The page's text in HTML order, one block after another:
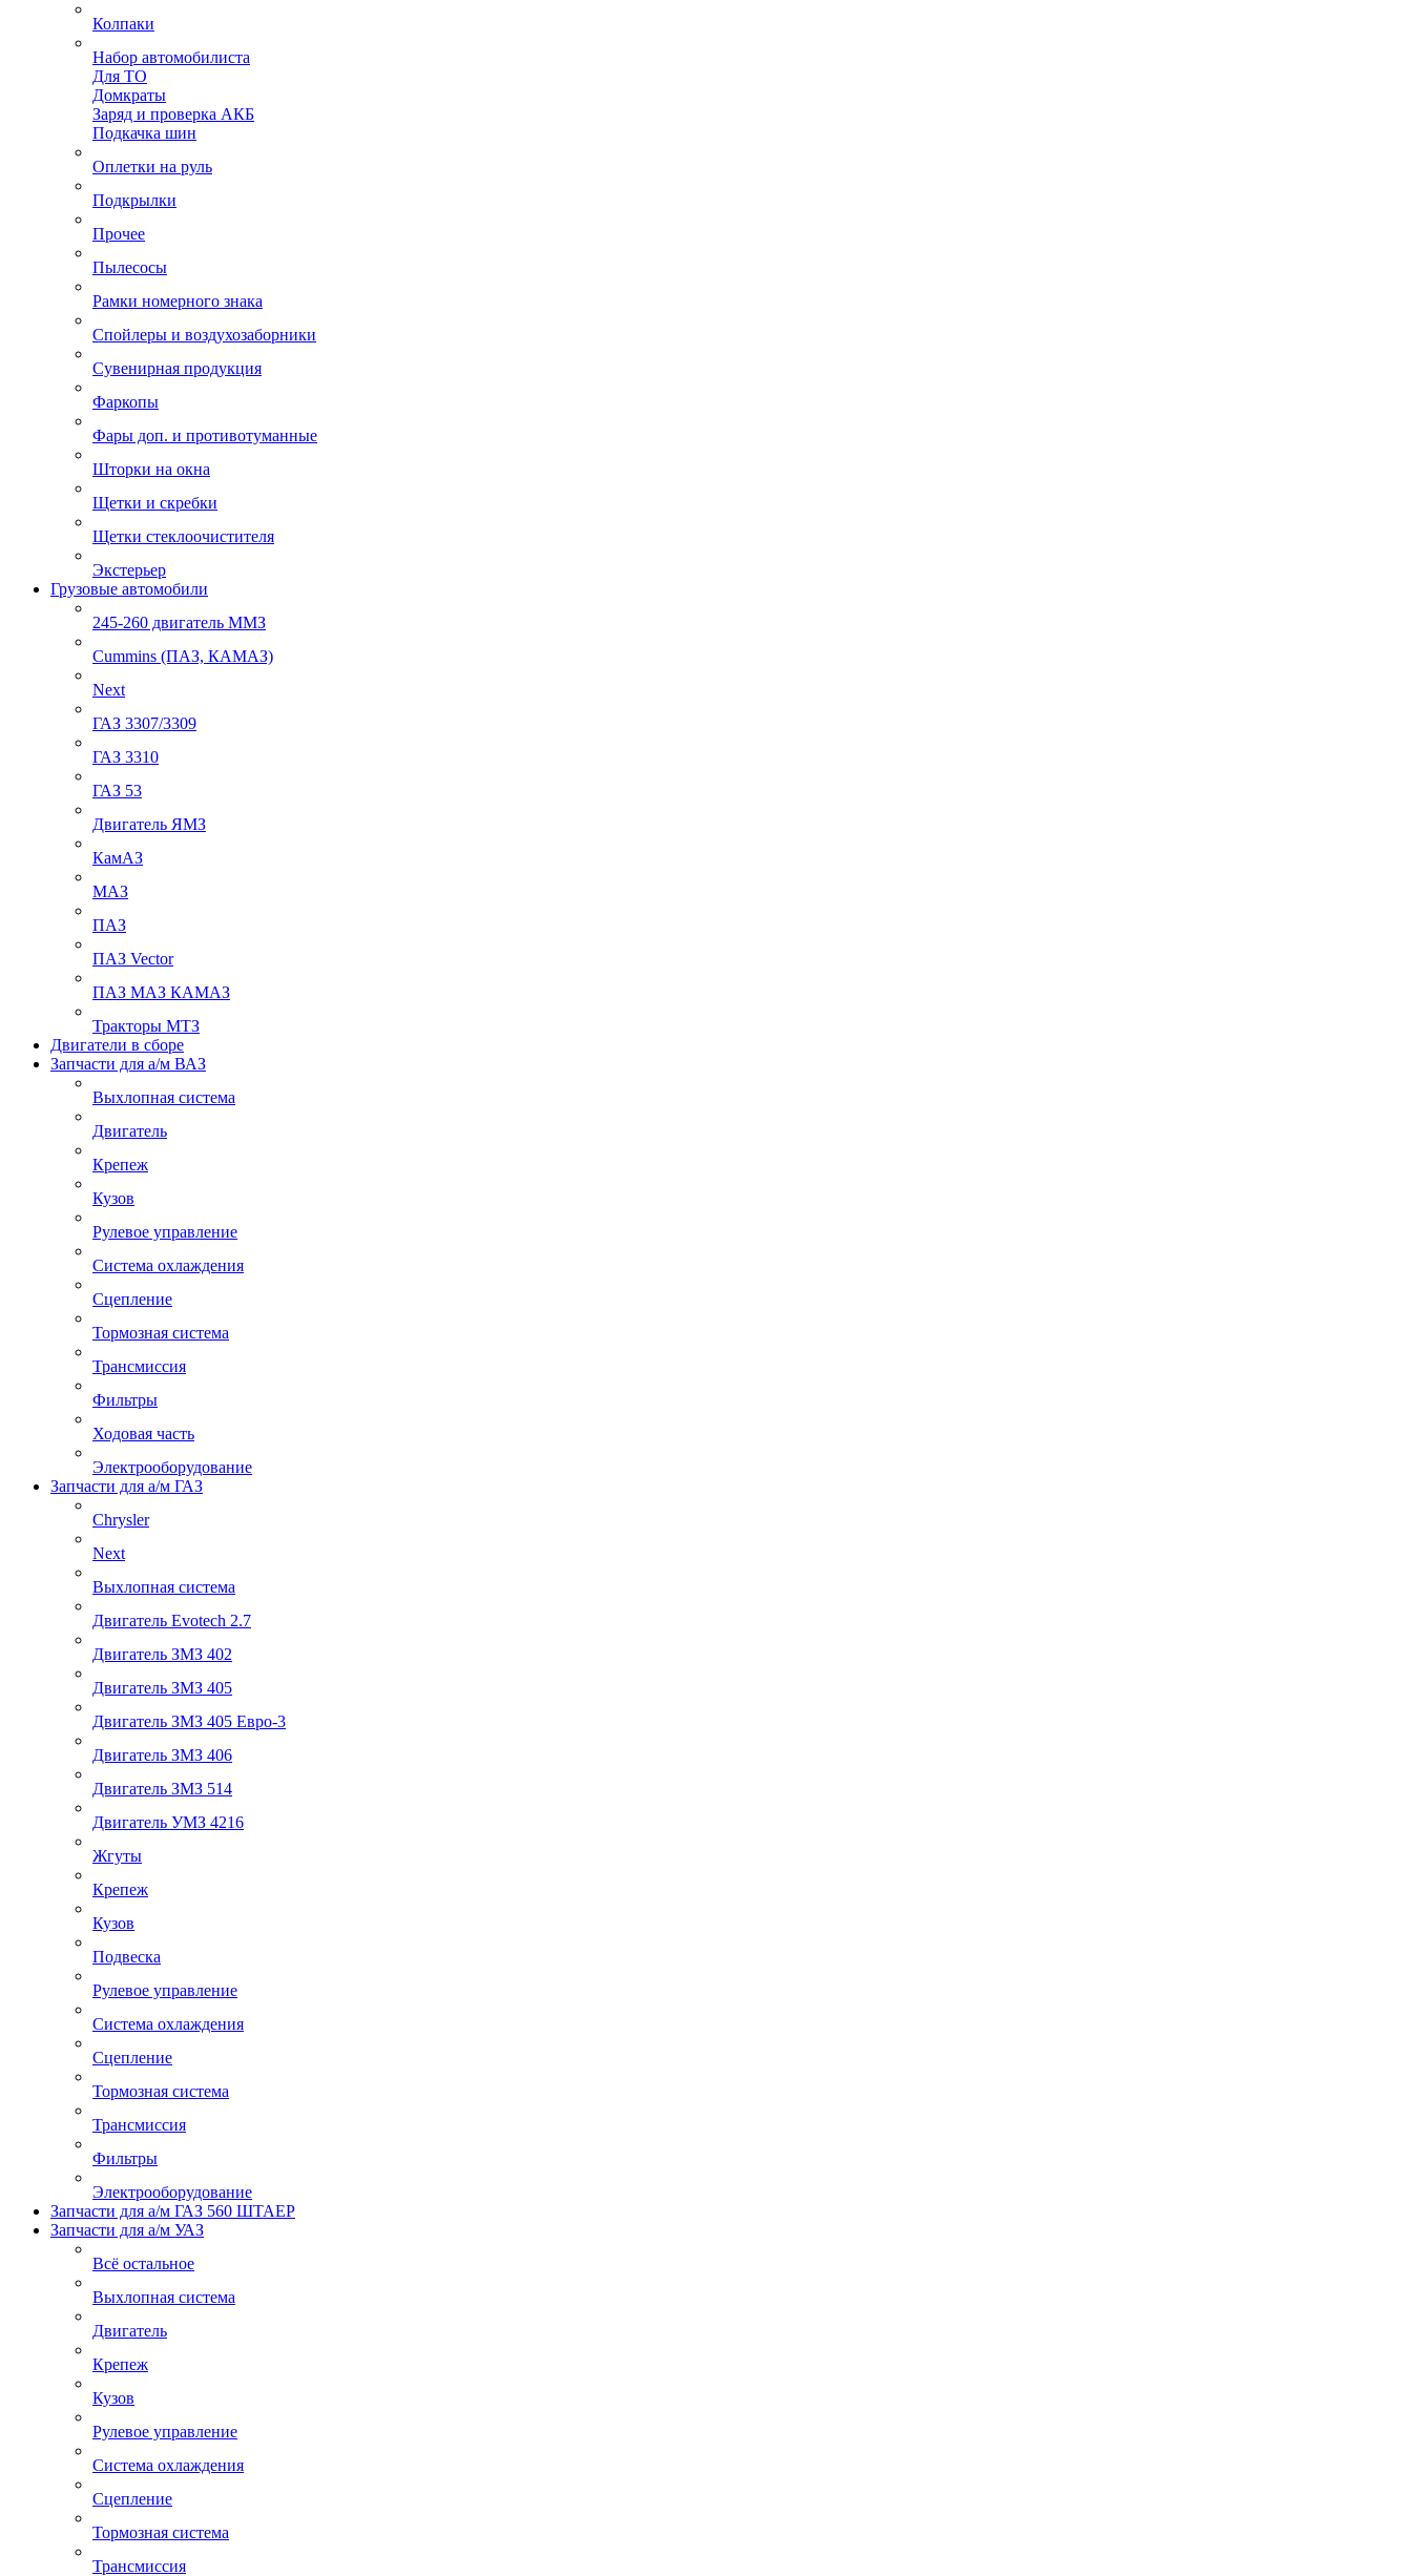
Колпаки
Набор автомобилиста
Для ТО
Домкраты
Заряд и проверка АКБ
Подкачка шин
Оплетки на руль
Подкрылки
Прочее
Пылесосы
Рамки номерного знака
Спойлеры и воздухозаборники
Сувенирная продукция
Фаркопы
Фары доп. и противотуманные
Шторки на окна
Щетки и скребки
Щетки стеклоочистителя
Экстерьер
Грузовые автомобили
245-260 двигатель ММЗ
Cummins (ПАЗ, КАМАЗ)
Next
ГАЗ 3307/3309
ГАЗ 3310
ГАЗ 53
Двигатель ЯМЗ
КамАЗ
МАЗ
ПАЗ
ПАЗ Vector
ПАЗ МАЗ КАМАЗ
Тракторы МТЗ
Двигатели в сборе
Запчасти для а/м ВАЗ
Выхлопная система
Двигатель
Крепеж
Кузов
Рулевое управление
Система охлаждения
Сцепление
Тормозная система
Трансмиссия
Фильтры
Ходовая часть
Электрооборудование
Запчасти для а/м ГАЗ
Chrysler
Next
Выхлопная система
Двигатель Evotech 2.7
Двигатель ЗМЗ 402
Двигатель ЗМЗ 405
Двигатель ЗМЗ 405 Евро-3
Двигатель ЗМЗ 406
Двигатель ЗМЗ 514
Двигатель УМЗ 4216
Жгуты
Крепеж
Кузов
Подвеска
Рулевое управление
Система охлаждения
Сцепление
Тормозная система
Трансмиссия
Фильтры
Электрооборудование
Запчасти для а/м ГАЗ 560 ШТАЕР
Запчасти для а/м УАЗ
Всё остальное
Выхлопная система
Двигатель
Крепеж
Кузов
Рулевое управление
Система охлаждения
Сцепление
Тормозная система
Трансмиссия